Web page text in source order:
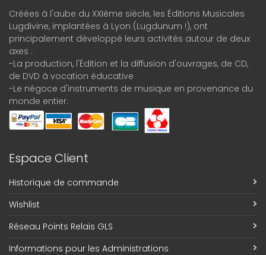
Créées à l'aube du XXIème siècle, les Éditions Musicales
Lugdivine, implantées à Lyon (Lugdunum !), ont
principalement développé leurs activités autour de deux
axes :
-La production, l'Édition et la diffusion d'ouvrages, de CD,
de DVD à vocation éducative
-Le négoce d'instruments de musique en provenance du
monde entier.
Espace Client
Historique de commande
Wishlist
Réseau Points Relais GLS
Informations pour les Administrations